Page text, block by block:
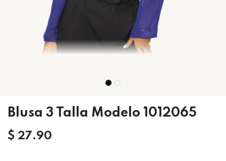
Blusa 3 Talla Modelo 1012065
$ 27.90